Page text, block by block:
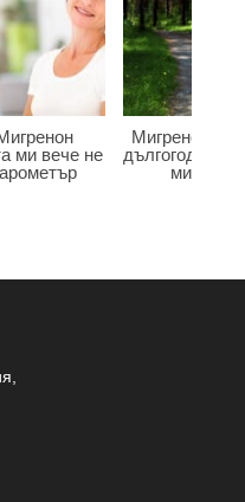
ми вече не
Мигренон
мигрена